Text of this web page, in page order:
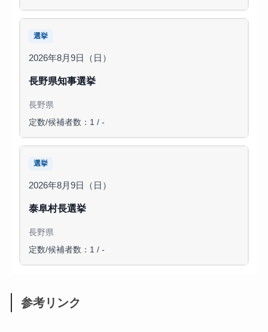
選挙
2026年8月9日（日）
長野県知事選挙
長野県
定数/候補者数：1 / -
選挙
2026年8月9日（日）
泰阜村長選挙
長野県
定数/候補者数：1 / -
参考リンク